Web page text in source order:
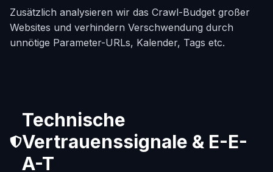
Zusätzlich analysieren wir das Crawl-Budget großer
Websites und verhindern Verschwendung durch
unnötige Parameter-URLs, Kalender, Tags etc.
Technische
Vertrauenssignale & E-E-
A-T